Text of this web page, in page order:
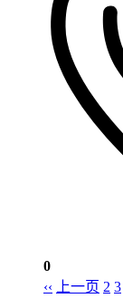
0
‹‹
上一页 2 3